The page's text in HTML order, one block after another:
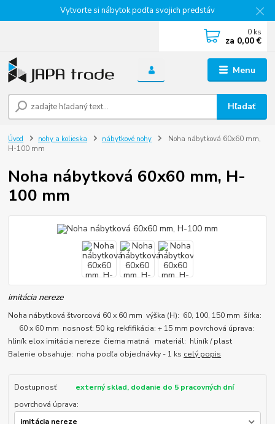
Vytvorte si nábytok podľa svojich predstáv
Menu
Hľadať
0 ks
za 0,00 €
Úvod nohy a kolieska nábytkové nohy
Noha nábytková 60x60 mm,
H-100 mm
Noha nábytková 60x60 mm, H-
100 mm
imitácia nereze
Noha nábytková štvorcová 60 x 60 mm výška (H): 60, 100, 150 mm šírka:
60 x 60 mm nosnosť: 50 kg rekfifikácia: + 15 mm povrchová úprava:
hliník elox imitácia nereze čierna matná materiál: hliník / plast
Balenie obsahuje: noha podľa objednávky - 1 ks celý popis
Dostupnosť
externý sklad, dodanie do 5 pracovných dní
povrchová úprava: